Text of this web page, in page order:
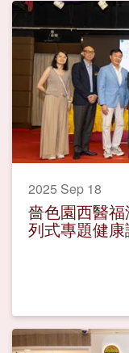
2025 Sep 18
嗇色園西醫
列式專題健
問題」活動圓